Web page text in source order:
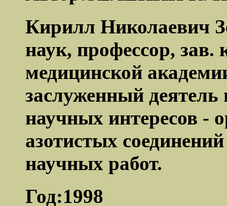
Кирилл Николаевич
наук, профессор,
медицинской
заслуженный
научных интересов -
азотистых
научных работ.
Год:1998